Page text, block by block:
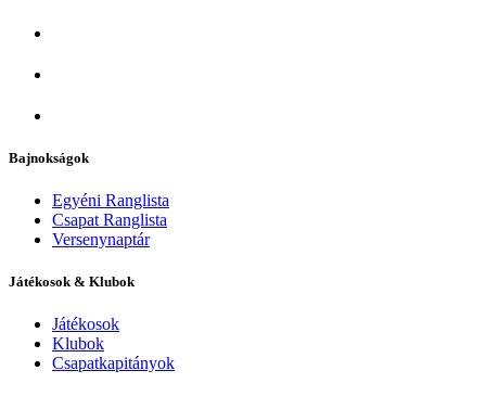
Bajnokságok
Egyéni Ranglista
Csapat Ranglista
Versenynaptár
Játékosok & Klubok
Játékosok
Klubok
Csapatkapitányok